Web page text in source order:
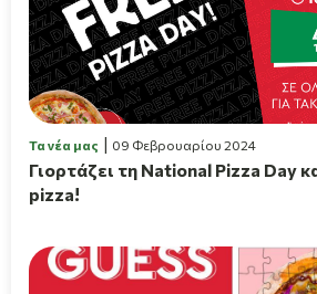
Τα νέα μας 09 Φεβρουαρίου 2024
Γιορτάζει τη National Pizza Day
pizza!